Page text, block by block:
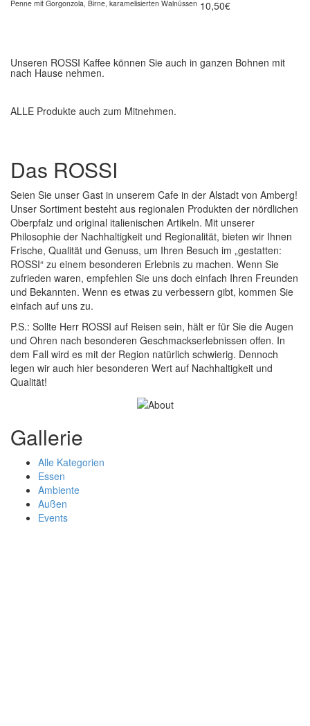
Penne mit Gorgonzola, Birne, karamelisierten Walnüssen 10,50€
Unseren ROSSI Kaffee können Sie auch in ganzen Bohnen mit
nach Hause nehmen.
ALLE Produkte auch zum Mitnehmen.
Das ROSSI
Seien Sie unser Gast in unserem Cafe in der Alstadt von Amberg!
Unser Sortiment besteht aus regionalen Produkten der nördlichen
Oberpfalz und original italienischen Artikeln. Mit unserer
Philosophie der Nachhaltigkeit und Regionalität, bieten wir Ihnen
Frische, Qualität und Genuss, um Ihren Besuch im „gestatten:
ROSSI“ zu einem besonderen Erlebnis zu machen. Wenn Sie
zufrieden waren, empfehlen Sie uns doch einfach Ihren Freunden
und Bekannten. Wenn es etwas zu verbessern gibt, kommen Sie
einfach auf uns zu.
P.S.: Sollte Herr ROSSI auf Reisen sein, hält er für Sie die Augen
und Ohren nach besonderen Geschmackserlebnissen offen. In
dem Fall wird es mit der Region natürlich schwierig. Dennoch
legen wir auch hier besonderen Wert auf Nachhaltigkeit und
Qualität!
Gallerie
Alle Kategorien
Essen
Ambiente
Außen
Events